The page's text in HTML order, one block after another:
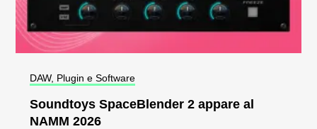
DAW, Plugin e Software
Soundtoys SpaceBlender 2 appare al
NAMM 2026